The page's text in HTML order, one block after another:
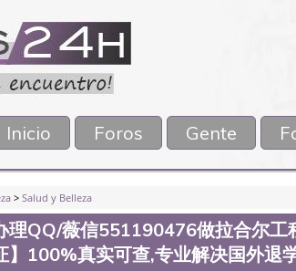
Inicio Foros Gente
> Salud y Belleza
理QQ/薇信551190476做拉合尔工
】100%真实可查,专业解决国外退